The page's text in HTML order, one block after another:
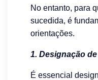
No entanto, para
sucedida, é
orientações.
1. Designação
É essencial